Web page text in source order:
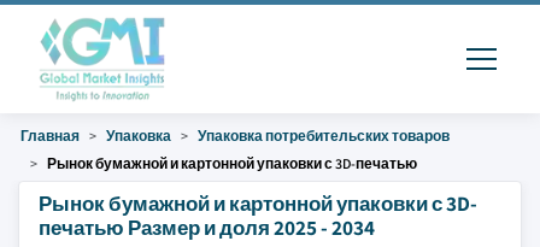
Главная Упаковка
Упаковка потребительских товаров
Рынок бумажной и картонной упаковки с 3D-печатью
Рынок бумажной и картонной упаковки с 3D-
печатью Размер и доля 2025 - 2034